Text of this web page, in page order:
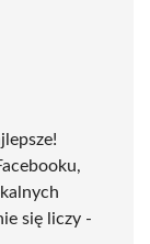
się liczy -